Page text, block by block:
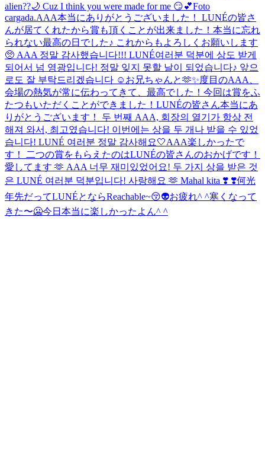
alien??🌙 Cuz I think you were made for me 😏💕Foto
cargada.AAA本当にありがとうございました！ LUNÉの皆さ
んが居てくれたから賞も頂くことが出来ました！本当に忘れ
られない最高の日でした♪ これからもよろしくお願いします
🥺 AAA 정말 감사했습니다!!! LUNÉ여러분 덕분에 상도 받게
되어서 넘 영광입니다! 정말 잊지 못할 날이 되었습니다♪ 앞으
로도 잘 부탁드리겠습니다 ☺️ お兄ちゃんと🫶✨度目のAAA、
会場の熱気が常に伝わってきて、最高でした！今回は賞をふ
たつもいただくことができました！LUNÉの皆さん本当にあ
りがとうございます！ 두 번째 AAA, 회장의 열기가 항상 전
해져 와서, 최고였습니다! 이번에는 상을 두 개나 받을 수 있었
습니다! LUNÉ 여러분 정말 감사해요🤍AAA楽しかったで
す！ 二つの賞をもらえたのはLUNÉの皆さんのおかげです！
愛してます 🫶 AAA 너무 재미있었어요! 두 가지 상을 받은 것
은 LUNÉ 여러분 덕분입니다! 사랑해요 🫶 Mahal kita ❣️ ❣️何光
年先だってLUNÉとならReachable~😚👽お疲れ^ ^寒くなって
きた〜🥶今日本当に楽しかったよん^ ^